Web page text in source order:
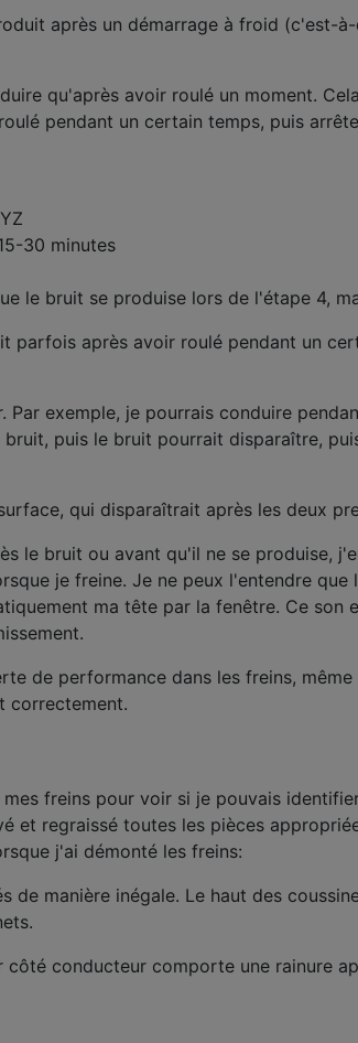
après un démarrage à froid (c'est-
qu'après avoir roulé un moment.
pendant un certain temps, puis
30 minutes
le bruit se produise lors de l'étape 4,
parfois après avoir roulé pendant un
Par exemple, je pourrais conduire
bruit, puis le bruit pourrait disparaître,
qui disparaîtrait après les deux
le bruit ou avant qu'il ne se produise,
je freine. Je ne peux l'entendre que
ma tête par la fenêtre. Ce son
de performance dans les freins,
correctement.
freins pour voir si je pouvais
et regraissé toutes les pièces
j'ai démonté les freins:
de manière inégale. Le haut des
conducteur comporte une rainure